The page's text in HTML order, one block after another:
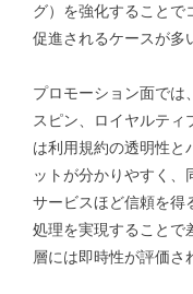
グ）を強化することで
促進されるケースが多
プロモーション面では
スピン、ロイヤルティ
は利用規約の透明性と
ットが分かりやすく、
サービスほど信頼を得
処理を実現することで
層には即時性が評価さ